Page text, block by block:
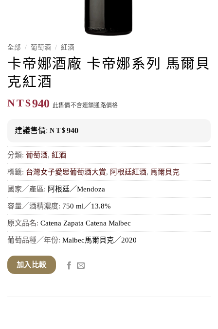
全部 / 葡萄酒 / 紅酒
卡帝娜酒廠 卡帝娜系列 馬爾貝
克紅酒
NT$940 此售價不含連鎖通路價格
建議售價: NT$940
分類: 葡萄酒, 紅酒
標籤: 台灣女子愛思葡萄酒大賞, 阿根廷紅酒, 馬爾貝克
國家／產區: 阿根廷／Mendoza
容量／酒精濃度: 750 ml／13.8%
原文品名: Catena Zapata Catena Malbec
葡萄品種／年份: Malbec馬爾貝克／2020
加入比較